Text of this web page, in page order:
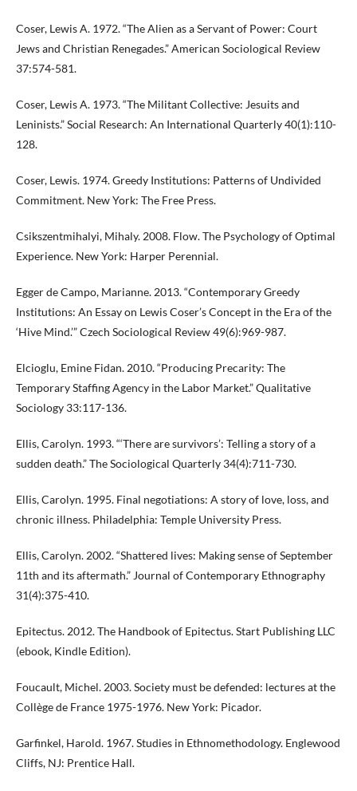
Coser, Lewis A. 1972. “The Alien as a Servant of Power: Court
Jews and Christian Renegades.” American Sociological Review
37:574-581.
Coser, Lewis A. 1973. “The Militant Collective: Jesuits and
Leninists.” Social Research: An International Quarterly 40(1):110-
128.
Coser, Lewis. 1974. Greedy Institutions: Patterns of Undivided
Commitment. New York: The Free Press.
Csikszentmihalyi, Mihaly. 2008. Flow. The Psychology of Optimal
Experience. New York: Harper Perennial.
Egger de Campo, Marianne. 2013. “Contemporary Greedy
Institutions: An Essay on Lewis Coser’s Concept in the Era of the
‘Hive Mind.’” Czech Sociological Review 49(6):969-987.
Elcioglu, Emine Fidan. 2010. “Producing Precarity: The
Temporary Staffing Agency in the Labor Market.” Qualitative
Sociology 33:117-136.
Ellis, Carolyn. 1993. “‘There are survivors’: Telling a story of a
sudden death.” The Sociological Quarterly 34(4):711-730.
Ellis, Carolyn. 1995. Final negotiations: A story of love, loss, and
chronic illness. Philadelphia: Temple University Press.
Ellis, Carolyn. 2002. “Shattered lives: Making sense of September
11th and its aftermath.” Journal of Contemporary Ethnography
31(4):375-410.
Epitectus. 2012. The Handbook of Epitectus. Start Publishing LLC
(ebook, Kindle Edition).
Foucault, Michel. 2003. Society must be defended: lectures at the
Collège de France 1975-1976. New York: Picador.
Garfinkel, Harold. 1967. Studies in Ethnomethodology. Englewood
Cliffs, NJ: Prentice Hall.